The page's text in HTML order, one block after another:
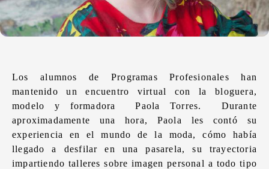
Los alumnos de Programas Profesionales han
mantenido un encuentro virtual con la bloguera,
modelo y formadora Paola Torres. Durante
aproximadamente una hora, Paola les contó su
experiencia en el mundo de la moda, cómo había
llegado a desfilar en una pasarela, su trayectoria
impartiendo talleres sobre imagen personal a todo tipo